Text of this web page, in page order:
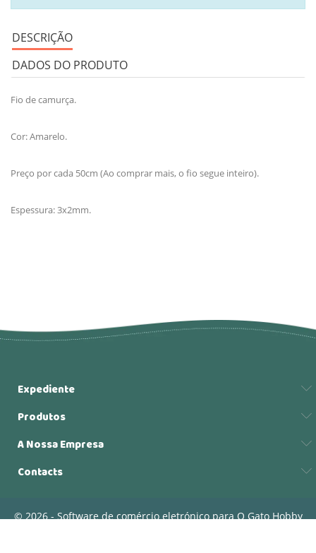
DESCRIÇÃO
DADOS DO PRODUTO
Fio de camurça.
Cor: Amarelo.
Preço por cada 50cm (Ao comprar mais, o fio segue inteiro).
Espessura: 3x2mm.
Expediente
Produtos
A Nossa Empresa
Contacts
© 2026 - Software de comércio eletrónico para O Gato Hobby